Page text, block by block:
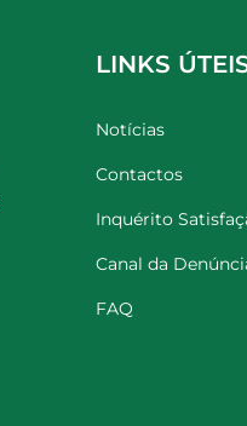
LINKS
Notícias
Contactos
Inquérito
Canal da
FAQ